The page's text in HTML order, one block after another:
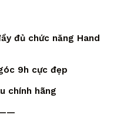
đủ chức năng Hand
9h cực đẹp
chính hãng